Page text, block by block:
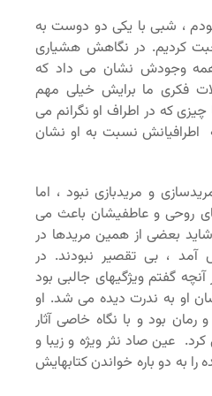
بودم ، شبی با یکی دو دوست به
کردیم. در نگاهش هشیاری
وجودش نشان می داد که
فکری ما برایش خیلی مهم
که در اطراف او نگرانم می
اطرافیانش نسبت به او نشان
و مریدبازی نبود ، اما
روحی و عاطفیشان باعث می
بعضی از همین مریدها در
آمد ، بی تقصیر نبودند. در
گفتم ویژگیهای جالبی بود
او به ندرت دیده می شد. او
بود و با نگاه خاصی آثار
عین صاد نثر ویژه و زیبا و
به دو باره خواندن کتابهایش